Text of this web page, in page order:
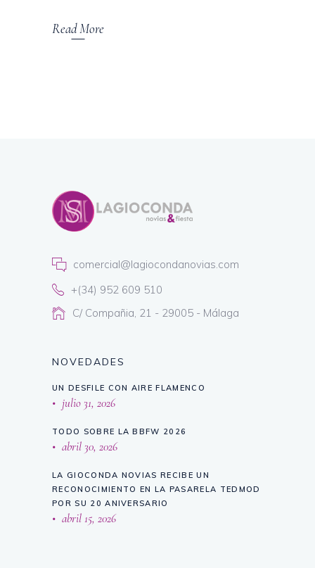
Read More
comercial@lagiocondanovias.com
+(34) 952 609 510
C/ Compañia, 21 - 29005 - Málaga
NOVEDADES
UN DESFILE CON AIRE FLAMENCO
julio 31, 2026
TODO SOBRE LA BBFW 2026
abril 30, 2026
LA GIOCONDA NOVIAS RECIBE UN
RECONOCIMIENTO EN LA PASARELA TEDMOD
POR SU 20 ANIVERSARIO
abril 15, 2026